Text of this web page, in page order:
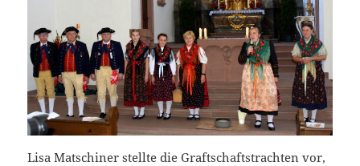
Lisa Matschiner stellte die Graftschaftstrachten vor,